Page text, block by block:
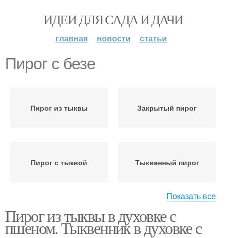
ИДЕИ ДЛЯ САДА И ДАЧИ
главная новости статьи
Пирог с безе
Пирог из тыквы Закрытый пирог
Пирог с тыквой Тыквенный пирог
Татарский пирог
Показать все
Пирог из тыквы в духовке с
пшеном. Тыквенник в духовке с